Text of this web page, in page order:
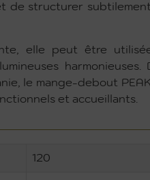
de structurer
elle peut être
le mange-debout
et accueillants.
120